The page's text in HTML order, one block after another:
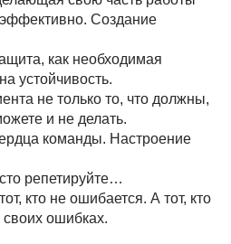
Создание
как необходимая
устойчивость.
не только то, что должны,
и не делать.
команды. Настроение
репетируйте…
кто не ошибается. А тот, кто
своих ошибках.